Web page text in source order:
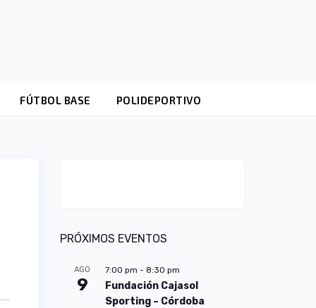
FÚTBOL BASE POLIDEPORTIVO
PRÓXIMOS EVENTOS
AGO
9
7:00 pm - 8:30 pm
Fundación Cajasol
Sporting – Córdoba